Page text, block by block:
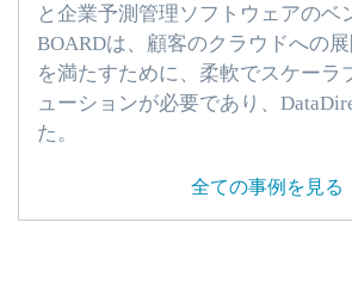
と企業予測管理ソフトウェアのベ
BOARDは、顧客のクラウドへの
を満たすために、柔軟でスケーラ
ューションが必要であり、
た。
全ての事例を見る